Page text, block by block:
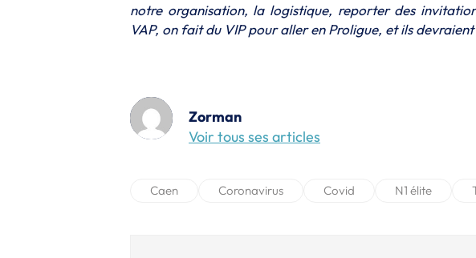
notre organisation, la logistique, reporter des
VAP, on fait du VIP pour aller en Proligue, et ils
Zorman
Voir tous ses articles
Caen Coronavirus Covid N1 élite